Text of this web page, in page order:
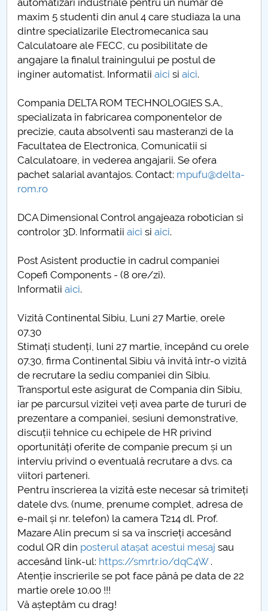
privind implementarea Planului Operațional 2020-
2024
Parteneri CUP
Centrul de Consiliere și Orientare în Carieră
Chestionar angajabilitate ALUMNI – UPB
CAR2026
MENIU CANTINA
Finalizare studii licenta
Finalizare studii master
Cercetare stiintifica si concursuri studentesti
Practica
Oportunitati cariera
Tabere studentesti
Radioclub YO7KXJ
Avizier electronic
Absolventi
automatizari industriale pentru un numar de
maxim 5 studenti din anul 4 care studiaza la una
dintre specializarile Electromecanica sau
Calculatoare ale FECC, cu posibilitate de
angajare la finalul trainingului pe postul de
inginer automatist. Informatiiaici siaici.
Compania DELTA ROM TECHNOLOGIES S.A.,
specializata în fabricarea componentelor de
precizie, cauta absolventi sau masteranzi de la
Facultatea de Electronica, Comunicatii si
Calculatoare, in vederea angajarii. Se ofera
pachet salarial avantajos. Contact: mpufu@delta-
rom.ro
DCA Dimensional Control angajeaza robotician si
controlor 3D. Informatiiaici siaici.
Post Asistent productie in cadrul companiei
Copefi Components - (8 ore/zi).
Informatiiaici.
Vizită Continental Sibiu, Luni 27 Martie, orele
07.30
Stimați studenți, luni 27 martie, începând cu orele
07.30, firma Continental Sibiu vă invită într-o vizită
de recrutare la sediu companiei din Sibiu.
Transportul este asigurat de Compania din Sibiu,
iar pe parcursul vizitei veți avea parte de tururi de
prezentare a companiei, sesiuni demonstrative,
discuții tehnice cu echipele de HR privind
oportunități oferite de companie precum și un
interviu privind o eventuală recrutare a dvs. ca
viitori parteneri.
Pentru înscrierea la vizită este necesar să trimiteți
datele dvs. (nume, prenume complet, adresa de
e-mail și nr. telefon) la camera T214 dl. Prof.
Mazare Alin precum si sa va înscrieți accesând
codul QR din posterul atașat acestui mesaj sau
accesând link-ul: https://smrtr.io/dqC4W.
Atenție înscrierile se pot face până pe data de 22
martie orele 10.00 !!!
Vă așteptăm cu drag!